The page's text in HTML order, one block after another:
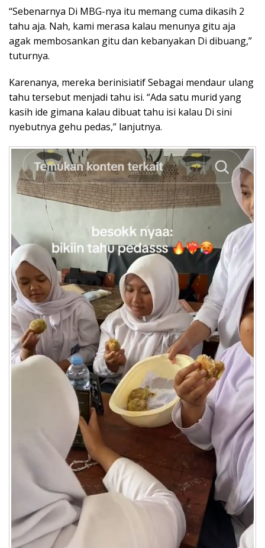
“Sebenarnya Di MBG-nya itu memang cuma dikasih 2
tahu aja. Nah, kami merasa kalau menunya gitu aja
agak membosankan gitu dan kebanyakan Di dibuang,”
tuturnya.
Karenanya, mereka berinisiatif Sebagai mendaur ulang
tahu tersebut menjadi tahu isi. “Ada satu murid yang
kasih ide gimana kalau dibuat tahu isi kalau Di sini
nyebutnya gehu pedas,” lanjutnya.